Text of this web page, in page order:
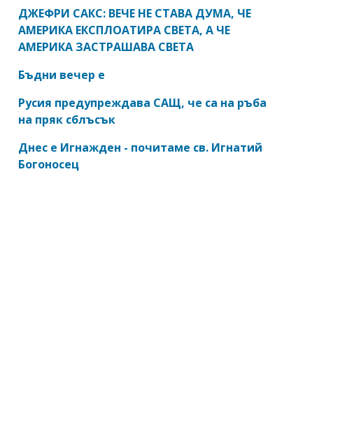
ДЖЕФРИ САКС: ВЕЧЕ НЕ СТАВА ДУМА, ЧЕ
АМЕРИКА ЕКСПЛОАТИРА СВЕТА, А ЧЕ
АМЕРИКА ЗАСТРАШАВА СВЕТА
Бъдни вечер е
Русия предупреждава САЩ, че са на ръба
на пряк сблъсък
Днес е Игнажден - почитаме св. Игнатий
Богоносец